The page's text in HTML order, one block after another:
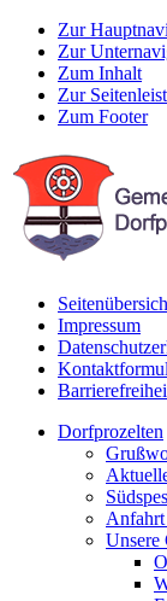
Zur
Zur
Zum Inhalt
Zur
Zum Footer
Impressum
Dorfprozelten
Unsere